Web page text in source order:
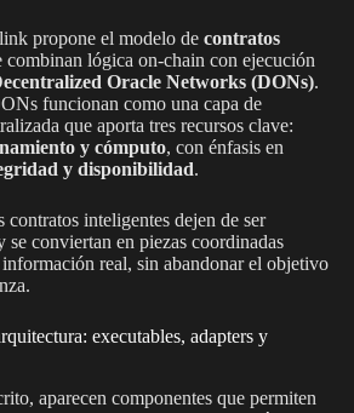
propone el modelo de contratos
combinan lógica on-chain con ejecución
Oracle Networks (DONs).
funcionan como una capa de
que aporta tres recursos clave:
y cómputo, con énfasis en
y disponibilidad.
inteligentes dejen de ser
se conviertan en piezas coordinadas
información real, sin abandonar el objetivo
executables, adapters y
aparecen componentes que permiten